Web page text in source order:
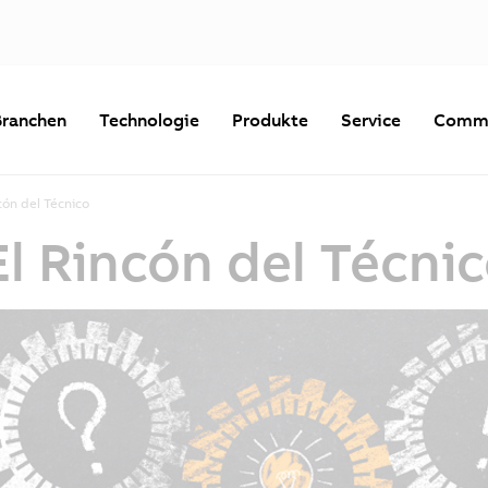
Technologie Produkte Service
del Técnico
Rincón del